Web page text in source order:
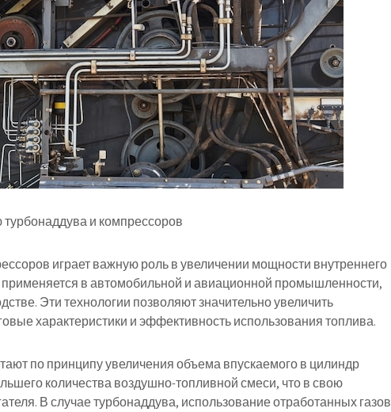
и компрессоров
играет важную роль в увеличении мощности внутреннего
в автомобильной и авиационной промышленности,
Эти технологии позволяют значительно увеличить
характеристики и эффективность использования топлива.
по принципу увеличения объема впускаемого в цилиндр
количества воздушно-топливной смеси, что в свою
В случае турбонаддува, использование отработанных газов